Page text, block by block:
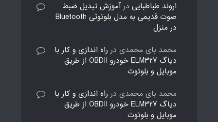
اروند طباطبایی در آموزش تبدیل ضبط
صوت قدیمی به مدل بلوتوثی Bluetooth
در منزل
محمد بای محمدی در راه اندازی و کار با
دیاگ ELM327 خودرو OBDII از طریق
موبایل و بلوتوث
محمد بای محمدی در راه اندازی و کار با
دیاگ ELM327 خودرو OBDII از طریق
موبایل و بلوتوث